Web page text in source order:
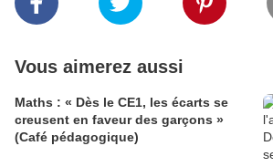
Vous aimerez aussi
Maths : « Dès le CE1, les écarts se
creusent en faveur des garçons »
(Café pédagogique)